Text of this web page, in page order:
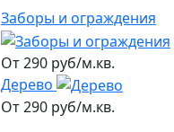
Заборы и ограждения
От 290 руб/м.кв.
Дерево
От 290 руб/м.кв.